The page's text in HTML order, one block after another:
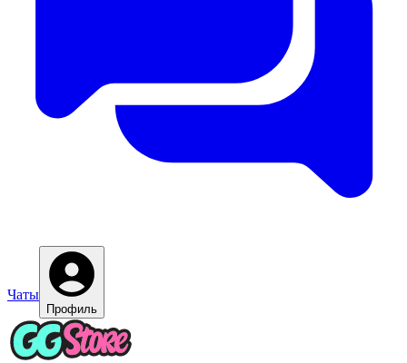
Чаты
Профиль